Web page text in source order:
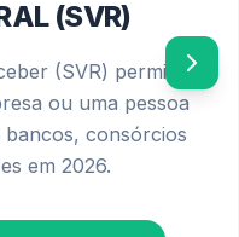
2026
pagamentos e os
o seu abono
ou aplicativo.